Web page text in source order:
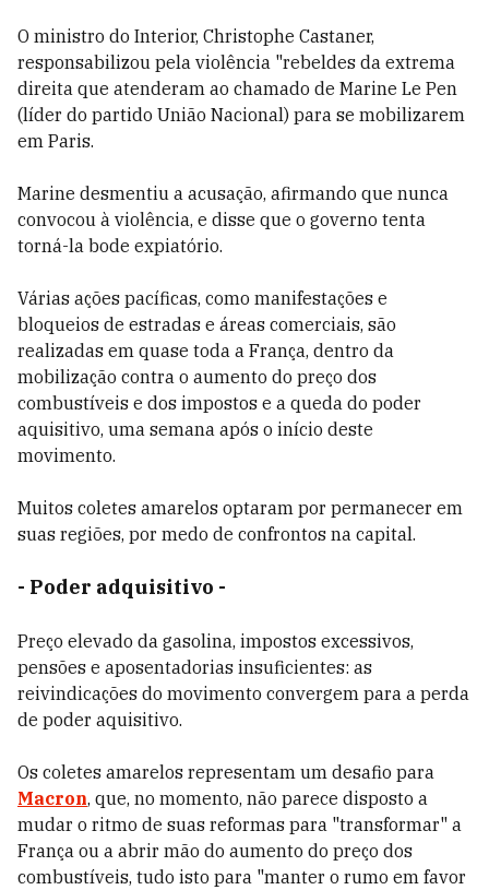
O ministro do Interior, Christophe Castaner,
responsabilizou pela violência "rebeldes da extrema
direita que atenderam ao chamado de Marine Le Pen
(líder do partido União Nacional) para se mobilizarem
em Paris.
Marine desmentiu a acusação, afirmando que nunca
convocou à violência, e disse que o governo tenta
torná-la bode expiatório.
Várias ações pacíficas, como manifestações e
bloqueios de estradas e áreas comerciais, são
realizadas em quase toda a França, dentro da
mobilização contra o aumento do preço dos
combustíveis e dos impostos e a queda do poder
aquisitivo, uma semana após o início deste
movimento.
Muitos coletes amarelos optaram por permanecer em
suas regiões, por medo de confrontos na capital.
- Poder adquisitivo -
Preço elevado da gasolina, impostos excessivos,
pensões e aposentadorias insuficientes: as
reivindicações do movimento convergem para a perda
de poder aquisitivo.
Os coletes amarelos representam um desafio para
Macron, que, no momento, não parece disposto a
mudar o ritmo de suas reformas para "transformar" a
França ou a abrir mão do aumento do preço dos
combustíveis, tudo isto para "manter o rumo em favor